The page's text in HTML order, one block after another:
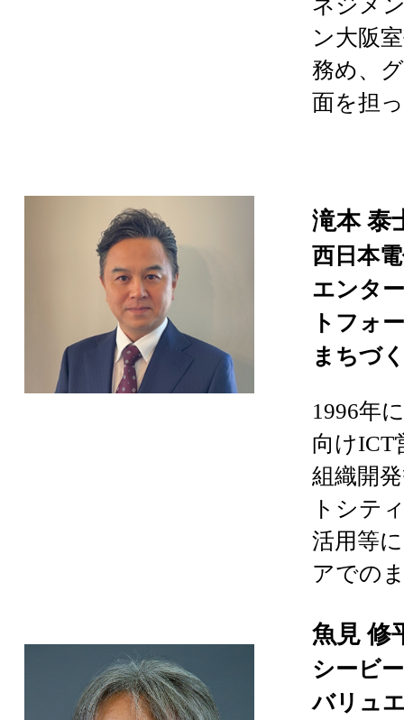
ネジメ
ン大阪
務め、
面を担
滝本 泰
西日本
エンタ
トフォ
まちづ
1996年
向けICT
組織開
トシテ
活用等
アでの
魚見 修
シービ
バリュ